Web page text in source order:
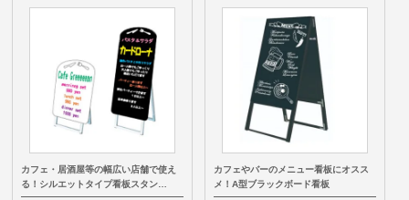
カフェ・居酒屋等の幅広い店舗で使え
る！シルエットタイプ看板スタン…
カフェやバーのメニュー看板にオスス
メ！A型ブラックボード看板